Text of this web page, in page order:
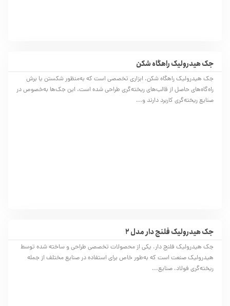
جک هیدرولیک راهگاه شکن
جک هیدرولیک راهگاه شکن، ابزاری تخصصی است که به‌منظور شکستن یا برش
راه‌گاه‌های حاصل از قالب‌های ریخته‌گری طراحی شده است. این جک‌ها به‌خصوص در
صنایع ریخته‌گری کاربرد دارند و...
جک هیدرولیک فلنج دار مدل 2
جک هیدرولیک فلنج دار، یکی از محصولات تخصصی طراحی و ساخته شده توسط
هیدرولیک صنعت است که به‌طور خاص برای استفاده در صنایع مختلف از جمله
ریخته‌گری فولاد، صنایع...